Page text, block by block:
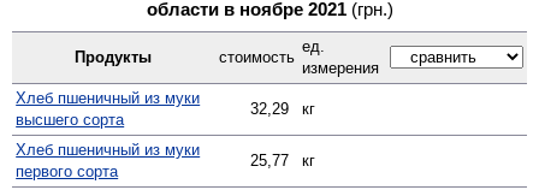
области в ноябре 2021 (грн.)
Продукты стоимость
ед.
измерения
Хлеб пшеничный из муки
высшего сорта
32,29 кг
Хлеб пшеничный из муки
первого сорта
25,77 кг